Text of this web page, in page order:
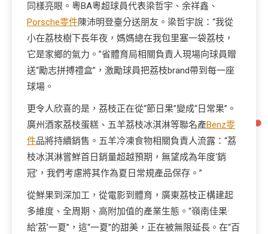
同樣亮眼。粵BA粵超球員代表梁哲宇、余祥鑫、
Porsche零件陳沛明登臺分送朋友。梁哲宇說：“我從
小在荔枝樹下長年夜，媽媽總在我包里塞一袋荔枝，
它是家鄉的氣力。”省體育局相關負責人現場向球員贈
送“勵志拼搏禮盒”，激勵球員把荔枝brand帶到每一座
球場。
更令人欣喜的是，荔枝正在從“節日果”變成“日常果”。
廣州酒家荔枝蛋糕、五羊荔枝冰淇淋等聯名產Benz零
件品將持續銷售。五羊冷凍食物相關負責人流露：“荔
枝冰淇淋嘗鮮首日銷量超越預期，無望成為年度‘銷
冠’，我們考慮將其作為夏日常規產品保存。”
從鮮果到深加工，從電影到體育，廣東荔枝正構建起
多維度、全周期、高附加值的產業生態。“嶺南佳果·
給‘荔’一夏”，這“一夏”的甜美，正在被無限延長。在“百